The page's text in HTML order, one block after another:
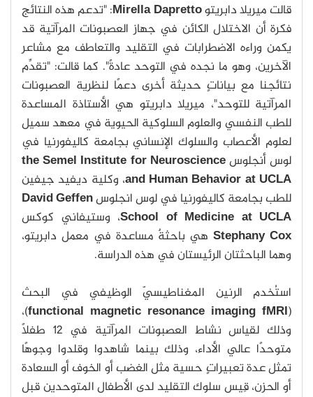
قالت ميريلا دابريتوMirella Dapretto: "تدعم هذه النتائج
فكرة أن الاختلال الكائن في جهاز العصبونات المرآتية قد
يكمن وراءه الاضطرابات في التقليد والتعاطف مع مشاعر
الآخرين، وهو ما نجده في التوحد عادةً". كما قالت: "تقدِّم
نتائجنا مع بياناتٍ حديثة أخرى دعمًا لنظرية العصبونات
المرآتية للتوحد"، ميريلا دابريتو هي الأستاذة المساعدة
للطب النفسي والعلوم السلوكية الحيوية في معهد سميل
لعلوم الأعصاب والسلوك الإنساني بجامعة كاليفورنيا في
لوس أنجلوسthe Semel Institute for Neuroscience
and Human Behavior at UCLA
، وكلية ديفيد جيفين
للطب بجامعة كاليفورنيا في لوس انجلوسDavid Geffen
School of Medicine at UCLA، وستيفاني كوكس
Stephany Coxهي باحثةٌ مساعدة في معمل دابريتو،
وهما الباحثتان الرئيستان في هذه الدراسة.
استُخدم الرنين المغناطيسيّ الوظيفي في البحث
(
functional magnetic resonance imaging fMRI)،
وذلك لقياس نشاط العصبونات المرآتية في 12 طفلًا
متوحدًا عالي الأداء، وذلك بينما شاهدوا وقلدوا وجوهًا
تمثل عدة تعبيراتٍ حسية مثل الغضب أو الخوف أو السعادة
أو الحزن، قِيس سلوك التقليد لدى الأطفال المتوحدين قبل